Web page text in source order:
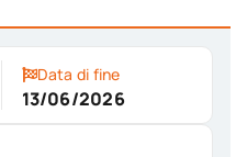
Data di fine
13/06/2026